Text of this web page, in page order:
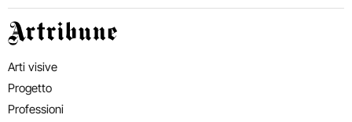
Artribune
Arti visive
Progetto
Professioni